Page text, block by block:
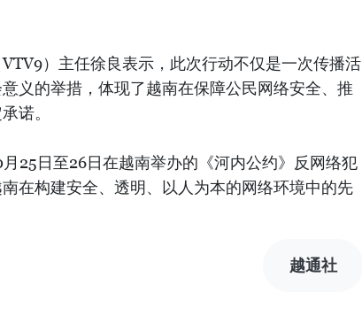
）主任徐良表示，此次行动不仅是一次传播活
义的举措，体现了越南在保障公民网络安全、推
诺。
25日至26日在越南举办的《河内公约》反网络犯
在构建安全、透明、以人为本的网络环境中的先
越通社